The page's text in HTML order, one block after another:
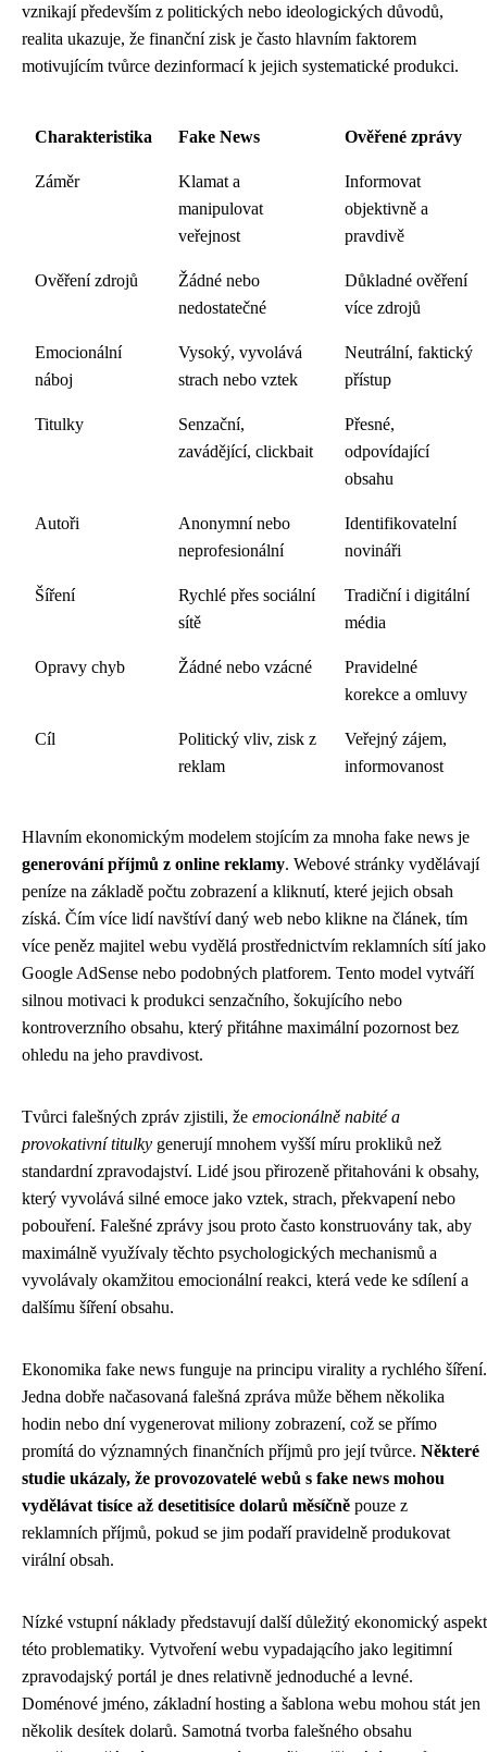
vznikají především z politických nebo ideologických důvodů,
realita ukazuje, že finanční zisk je často hlavním faktorem
motivujícím tvůrce dezinformací k jejich systematické produkci.
Charakteristika Fake News Ověřené zprávy
Záměr
Klamat a
manipulovat
veřejnost
Informovat
objektivně a
pravdivě
Ověření zdrojů
Žádné nebo
nedostatečné
Důkladné ověření
více zdrojů
Emocionální
náboj
Vysoký, vyvolává
strach nebo vztek
Neutrální, faktický
přístup
Titulky
Senzační,
zavádějící, clickbait
Přesné,
odpovídající
obsahu
Autoři
Anonymní nebo
neprofesionální
Identifikovatelní
novináři
Šíření
Rychlé přes sociální
sítě
Tradiční i digitální
média
Opravy chyb Žádné nebo vzácné
Pravidelné
korekce a omluvy
Cíl
Politický vliv, zisk z
reklam
Veřejný zájem,
informovanost
Hlavním ekonomickým modelem stojícím za mnoha fake news je
generování příjmů z online reklamy. Webové stránky vydělávají
peníze na základě počtu zobrazení a kliknutí, které jejich obsah
získá. Čím více lidí navštíví daný web nebo klikne na článek, tím
více peněz majitel webu vydělá prostřednictvím reklamních sítí jako
Google AdSense nebo podobných platforem. Tento model vytváří
silnou motivaci k produkci senzačního, šokujícího nebo
kontroverzního obsahu, který přitáhne maximální pozornost bez
ohledu na jeho pravdivost.
Tvůrci falešných zpráv zjistili, že emocionálně nabité a
provokativní titulky generují mnohem vyšší míru prokliků než
standardní zpravodajství. Lidé jsou přirozeně přitahováni k obsahу,
který vyvolává silné emoce jako vztek, strach, překvapení nebo
pobouření. Falešné zprávy jsou proto často konstruovány tak, aby
maximálně využívaly těchto psychologických mechanismů a
vyvolávaly okamžitou emocionální reakci, která vede ke sdílení a
dalšímu šíření obsahu.
Ekonomika fake news funguje na principu virality a rychlého šíření.
Jedna dobře načasovaná falešná zpráva může během několika
hodin nebo dní vygenerovat miliony zobrazení, což se přímo
promítá do významných finančních příjmů pro její tvůrce. Některé
studie ukázaly, že provozovatelé webů s fake news mohou
vydělávat tisíce až desetitisíce dolarů měsíčně pouze z
reklamních příjmů, pokud se jim podaří pravidelně produkovat
virální obsah.
Nízké vstupní náklady představují další důležitý ekonomický aspekt
této problematiky. Vytvoření webu vypadającího jako legitimní
zpravodajský portál je dnes relativně jednoduché a levné.
Doménové jméno, základní hosting a šablona webu mohou stát jen
několik desítek dolarů. Samotná tvorba falešného obsahu